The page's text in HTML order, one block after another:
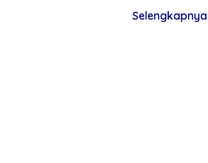
Selengkapnya